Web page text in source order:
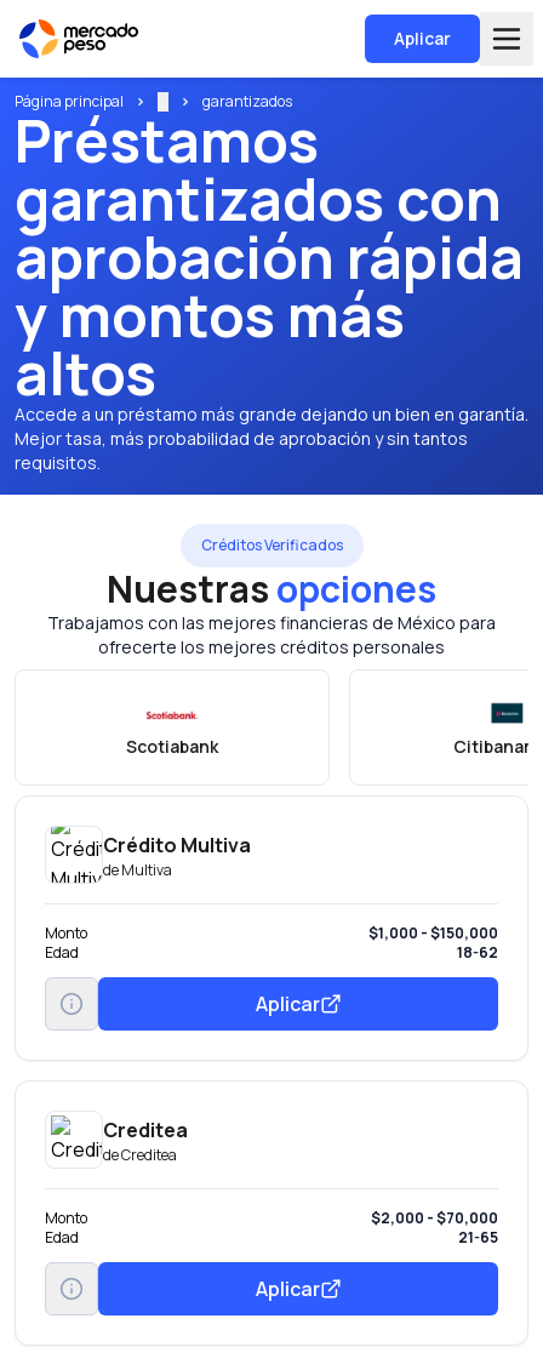
Aplicar
Página principal garantizados
Préstamos
garantizados con
aprobación rápida
y montos más
altos
Accede a un préstamo más grande dejando un bien en garantía.
Mejor tasa, más probabilidad de aprobación y sin tantos
requisitos.
Créditos Verificados
Nuestrasopciones
Trabajamos con las mejores financieras de México para
ofrecerte los mejores créditos personales
Scotiabank
Crédito Multiva
deMultiva
Monto
$1,000 - $150,000
Edad
18-62
Aplicar
Creditea
deCreditea
Monto
$2,000 - $70,000
Edad
21-65
Aplicar